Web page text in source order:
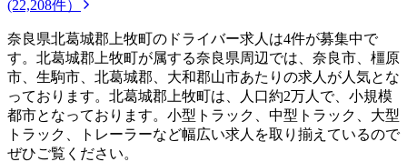
(22,208件）
奈良県北葛城郡上牧町のドライバー求人は4件が募集中で
す。北葛城郡上牧町が属する奈良県周辺では、奈良市、橿原
市、生駒市、北葛城郡、大和郡山市あたりの求人が人気とな
っております。北葛城郡上牧町は、人口約2万人で、小規模
都市となっております。小型トラック、中型トラック、大型
トラック、トレーラーなど幅広い求人を取り揃えているので
ぜひご覧ください。